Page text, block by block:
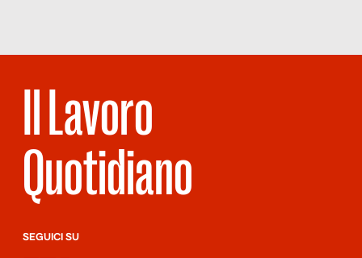
Il Lavoro
Quotidiano
SEGUICI SU